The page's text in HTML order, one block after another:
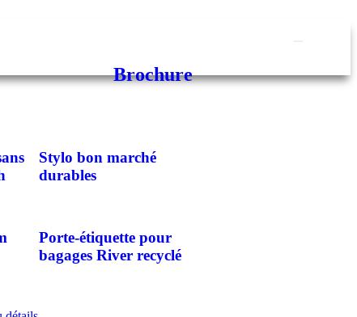
Brochure
Stylo bon marché
durables
Porte-étiquette pour
bagages River recyclé